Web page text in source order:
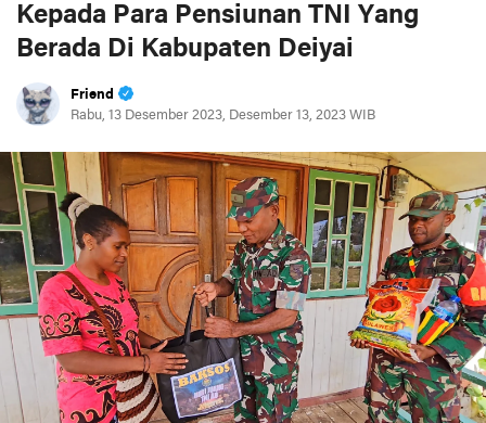
Kepada Para Pensiunan TNI Yang
Berada Di Kabupaten Deiyai
Friend
Rabu, 13 Desember 2023, Desember 13, 2023 WIB